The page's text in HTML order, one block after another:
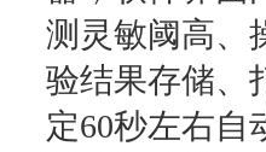
测灵敏阈高、
验结果存储、
定60秒左右自